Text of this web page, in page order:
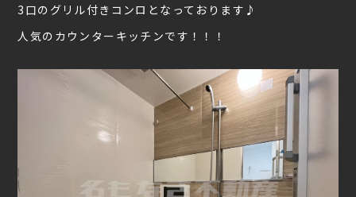
3口のグリル付きコンロとなっております♪
人気のカウンターキッチンです！！！